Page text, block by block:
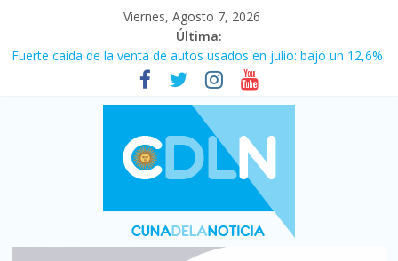
Viernes, Agosto 7, 2026
Última:
Fuerte caída de la venta de autos usados en julio: bajó un 12,6%
Central venció 1 a 0 al River de Coudet en el Monumental
La morosidad alcanzó su nivel más alto en dos décadas y ya
afecta a 400 mil deudores en Santa Fe
Desde que asumió Milei cerraron 41.000 kioscos: el sector
denuncia crisis como en 2001
Vacaciones de invierno con más movimiento y consumo
turístico: 4,6 millones de personas viajaron por el país, un 5,9%